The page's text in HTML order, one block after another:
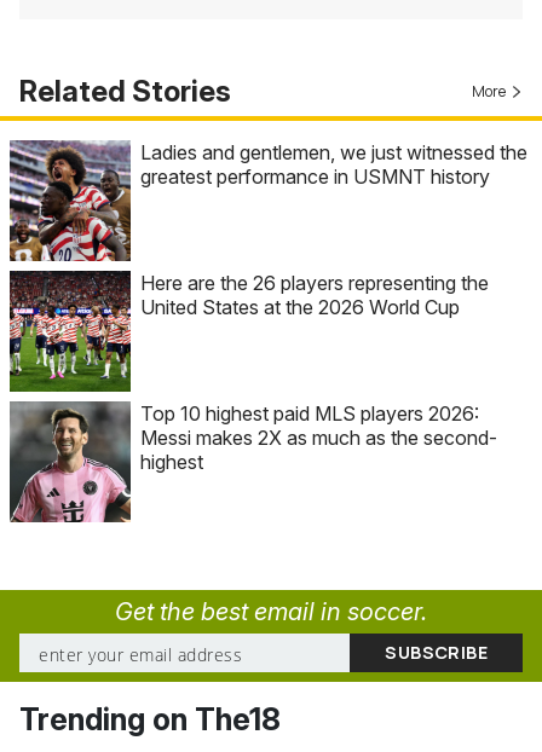
Related Stories More
Ladies and gentlemen, we just witnessed the
greatest performance in USMNT history
Here are the 26 players representing the
United States at the 2026 World Cup
Top 10 highest paid MLS players 2026:
Messi makes 2X as much as the second-
highest
Get the best email in soccer.
Trending on The18